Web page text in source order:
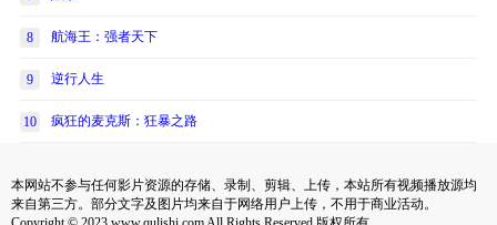
8 航海王：强者天下
9 逆行人生
10 疯狂的麦克斯：狂暴之路
本网站不参与任何影片资源的存储、录制、剪辑、上传，本站所有视频播放源均
来自第三方。部分文字及图片均来自于网络用户上传，不用于商业活动。